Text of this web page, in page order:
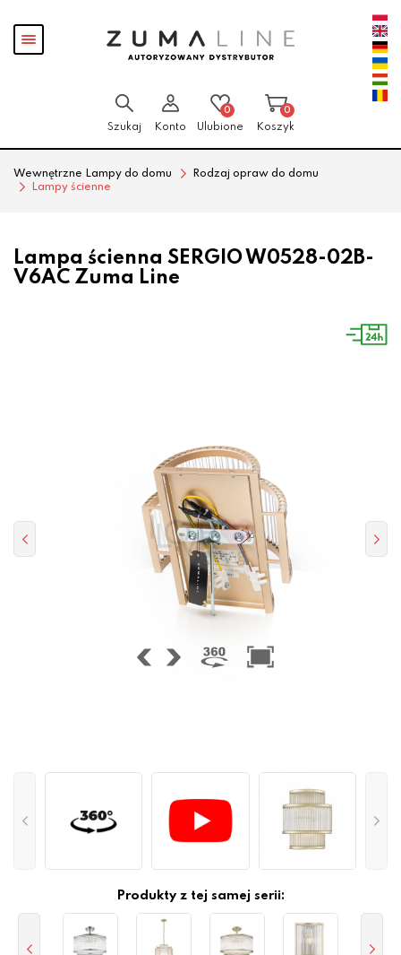
Pokaż
menu
Szukaj Konto
0
Ulubione
0
Koszyk
Wewnętrzne Lampy do domu
Rodzaj opraw do domu
Lampy ścienne
Lampa ścienna SERGIO W0528-02B-
V6AC Zuma Line
Produkty z tej samej serii: